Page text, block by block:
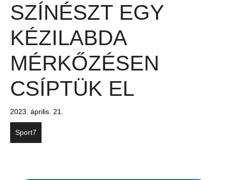
SZÍNÉSZT EGY
KÉZILABDA
MÉRKŐZÉSEN
CSÍPTÜK EL
2023. április. 21.
Sport7